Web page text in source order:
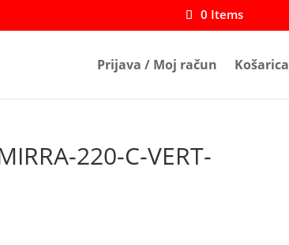
0 Items
Prijava / Moj račun Košarica
220-C-VERT-